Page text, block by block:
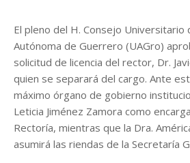
El pleno del H. Consejo Universitario
Autónoma de Guerrero (UAGro)
solicitud de licencia del rector, Dr.
quien se separará del cargo. Ante
máximo órgano de gobierno
Leticia Jiménez Zamora como
Rectoría, mientras que la Dra.
asumirá las riendas de la Secretaría